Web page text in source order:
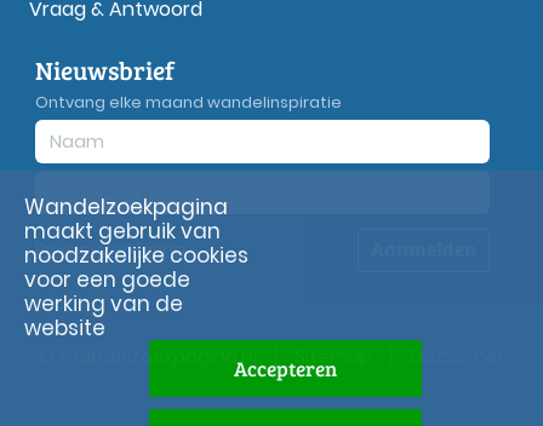
Vraag & Antwoord
Nieuwsbrief
Ontvang elke maand wandelinspiratie
Privacyverklaring
© Wandelzoekpagina.nl
Wandelzoekpagina
maakt gebruik van
noodzakelijke cookies
voor een goede
werking van de
website
Accepteren